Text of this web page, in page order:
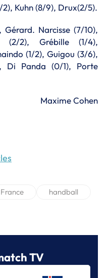
Kuhn (8/9), Drux(2/5).
Narcisse (7/10),
(2/2), Grébille (1/4),
(1/2), Guigou (3/6),
Di Panda (0/1), Porte
Maxime Cohen
handball
TV